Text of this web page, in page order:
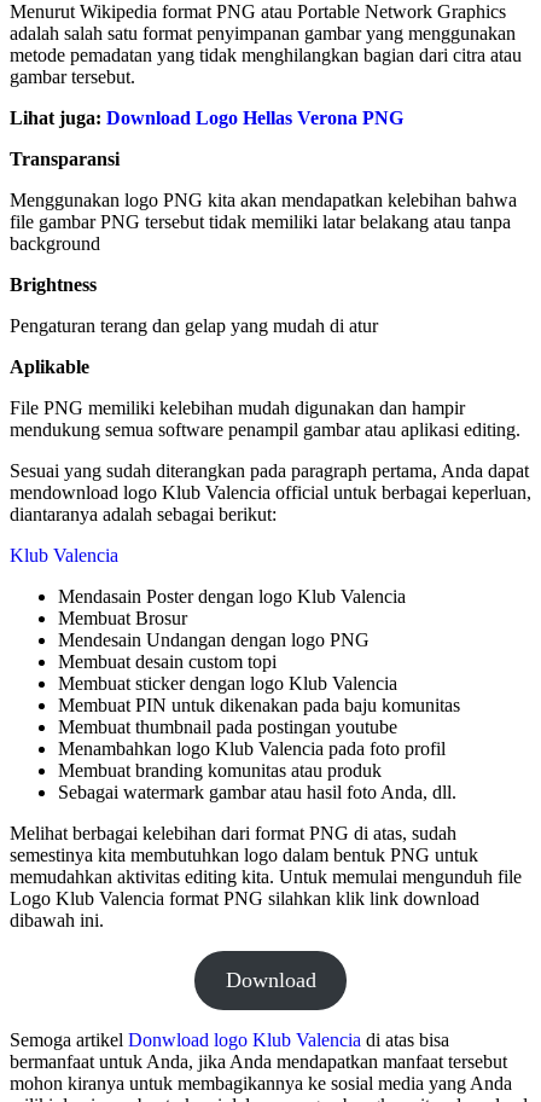
Menurut Wikipedia format PNG atau Portable Network Graphics
adalah salah satu format penyimpanan gambar yang menggunakan
metode pemadatan yang tidak menghilangkan bagian dari citra atau
gambar tersebut.
Lihat juga: Download Logo Hellas Verona PNG
Transparansi
Menggunakan logo PNG kita akan mendapatkan kelebihan bahwa
file gambar PNG tersebut tidak memiliki latar belakang atau tanpa
background
Brightness
Pengaturan terang dan gelap yang mudah di atur
Aplikable
File PNG memiliki kelebihan mudah digunakan dan hampir
mendukung semua software penampil gambar atau aplikasi editing.
Sesuai yang sudah diterangkan pada paragraph pertama, Anda dapat
mendownload logo Klub Valencia official untuk berbagai keperluan,
diantaranya adalah sebagai berikut:
Klub Valencia
Mendasain Poster dengan logo Klub Valencia
Membuat Brosur
Mendesain Undangan dengan logo PNG
Membuat desain custom topi
Membuat sticker dengan logo Klub Valencia
Membuat PIN untuk dikenakan pada baju komunitas
Membuat thumbnail pada postingan youtube
Menambahkan logo Klub Valencia pada foto profil
Membuat branding komunitas atau produk
Sebagai watermark gambar atau hasil foto Anda, dll.
Melihat berbagai kelebihan dari format PNG di atas, sudah
semestinya kita membutuhkan logo dalam bentuk PNG untuk
memudahkan aktivitas editing kita. Untuk memulai mengunduh file
Logo Klub Valencia format PNG silahkan klik link download
dibawah ini.
Download
Semoga artikel Donwload logo Klub Valencia di atas bisa
bermanfaat untuk Anda, jika Anda mendapatkan manfaat tersebut
mohon kiranya untuk membagikannya ke sosial media yang Anda